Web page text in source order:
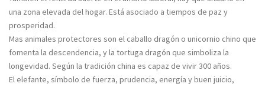
una zona elevada del hogar. Está asociado a tiempos de paz y
prosperidad.
Mas animales protectores son el caballo dragón o unicornio chino que
fomenta la descendencia, y la tortuga dragón que simboliza la
longevidad. Según la tradición china es capaz de vivir 300 años.
El elefante, símbolo de fuerza, prudencia, energía y buen juicio,